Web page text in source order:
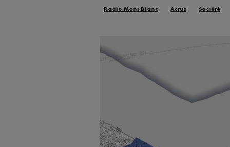
Radio Mont Blanc Actus Société